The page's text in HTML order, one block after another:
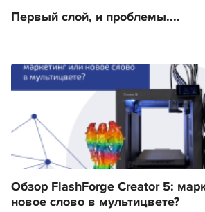
Первый слой, и проблемы....
Обзор FlashForge Creator 5:
новое слово в мультицвете?